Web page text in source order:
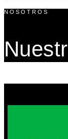
NOSOTROS